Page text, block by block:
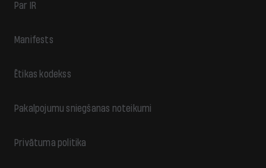
Par IR
Manifests
Ētikas kodekss
Pakalpojumu sniegšanas noteikumi
Privātuma politika